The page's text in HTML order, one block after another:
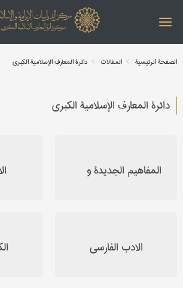
الصفحة الرئیسیة المقالات دائرة المعارف الإسلامیة الکبری
دائرة المعارف الإسلامیة الکبری
المفاهیم الجدیدة و
الادب الفارسی